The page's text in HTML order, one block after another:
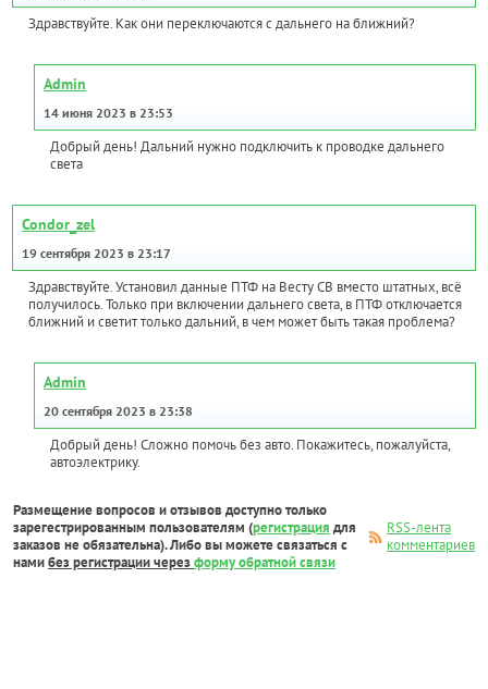
Здравствуйте. Как они переключаются с дальнего на ближний?
Admin
14 июня 2023 в 23:53
Добрый день! Дальний нужно подключить к проводке дальнего
света
Condor_zel
19 сентября 2023 в 23:17
Здравствуйте. Установил данные ПТФ на Весту СВ вместо штатных, всё
получилось. Только при включении дальнего света, в ПТФ отключается
ближний и светит только дальний, в чем может быть такая проблема?
Admin
20 сентября 2023 в 23:38
Добрый день! Сложно помочь без авто. Покажитесь, пожалуйста,
автоэлектрику.
Размещение вопросов и отзывов доступно только
зарегестрированным пользователям (регистрация для
заказов не обязательна). Либо вы можете связаться с
намибез регистрации через форму обратной связи
RSS-лента
комментариев